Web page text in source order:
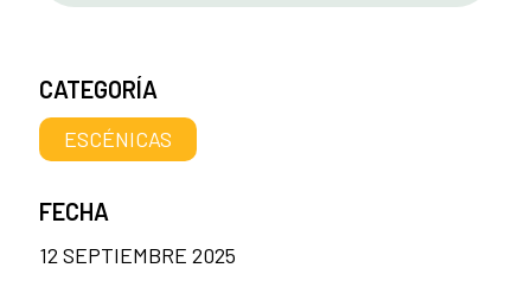
CATEGORÍA
ESCÉNICAS
FECHA
12 SEPTIEMBRE 2025